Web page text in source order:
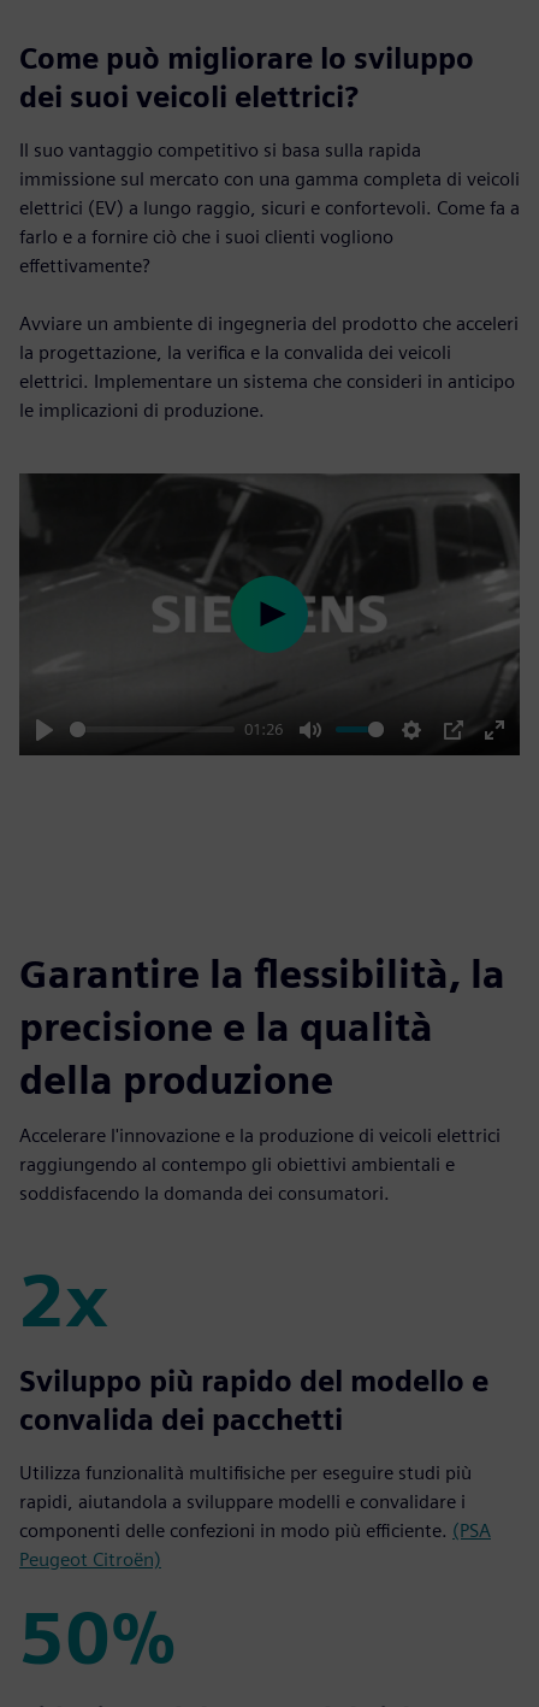
Come può migliorare lo sviluppo
dei suoi veicoli elettrici?
Il suo vantaggio competitivo si basa sulla rapida
immissione sul mercato con una gamma completa di veicoli
elettrici (EV) a lungo raggio, sicuri e confortevoli. Come fa a
farlo e a fornire ciò che i suoi clienti vogliono
effettivamente?
Avviare un ambiente di ingegneria del prodotto che acceleri
la progettazione, la verifica e la convalida dei veicoli
elettrici. Implementare un sistema che consideri in anticipo
le implicazioni di produzione.
Play
01:26
Mute Settings
PIP
Enter
Play
Garantire la flessibilità, la
precisione e la qualità
della produzione
Accelerare l'innovazione e la produzione di veicoli elettrici
raggiungendo al contempo gli obiettivi ambientali e
soddisfacendo la domanda dei consumatori.
2x
2x
Sviluppo più rapido del modello e
convalida dei pacchetti
Utilizza funzionalità multifisiche per eseguire studi più
rapidi, aiutandola a sviluppare modelli e convalidare i
componenti delle confezioni in modo più efficiente. (PSA
Peugeot Citroën)
50%